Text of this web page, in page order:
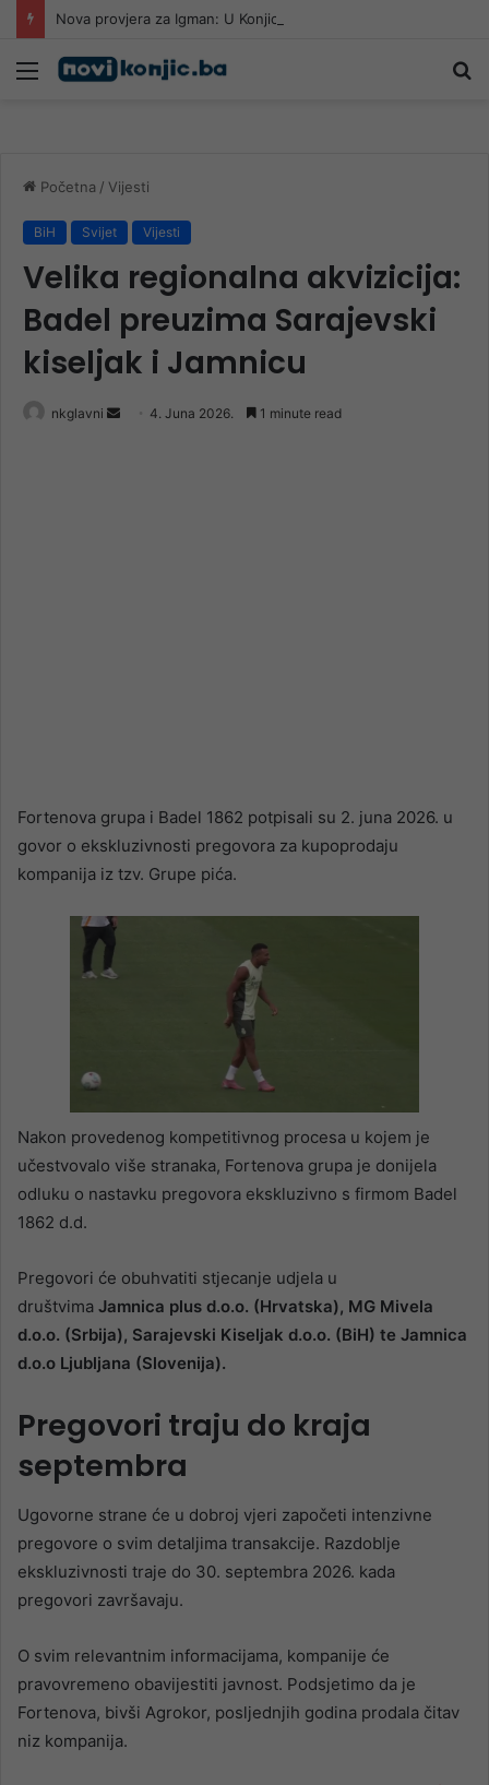
Nova provjera za Igman: U Konjic stiže Al Ahli iz Katara
Meni
Početna / Vijesti
BiH Svijet Vijesti
Velika regionalna akvizicija:
Badel preuzima Sarajevski
kiseljak i Jamnicu
nkglavni
Send 4. Juna 2026. 1 minute read
Fortenova grupa i Badel 1862 potpisali su 2. juna 2026. u
govor o ekskluzivnosti pregovora za kupoprodaju
kompanija iz tzv. Grupe pića.
Nakon provedenog kompetitivnog procesa u kojem je
učestvovalo više stranaka, Fortenova grupa je donijela
odluku o nastavku pregovora ekskluzivno s firmom Badel
1862 d.d.
Pregovori će obuhvatiti stjecanje udjela u
društvima Jamnica plus d.o.o. (Hrvatska), MG Mivela
d.o.o. (Srbija), Sarajevski Kiseljak d.o.o. (BiH) te Jamnica
d.o.o Ljubljana (Slovenija).
Pregovori traju do kraja
septembra
Ugovorne strane će u dobroj vjeri započeti intenzivne
pregovore o svim detaljima transakcije. Razdoblje
ekskluzivnosti traje do 30. septembra 2026. kada
pregovori završavaju.
O svim relevantnim informacijama, kompanije će
pravovremeno obavijestiti javnost. Podsjetimo da je
Fortenova, bivši Agrokor, posljednjih godina prodala čitav
niz kompanija.